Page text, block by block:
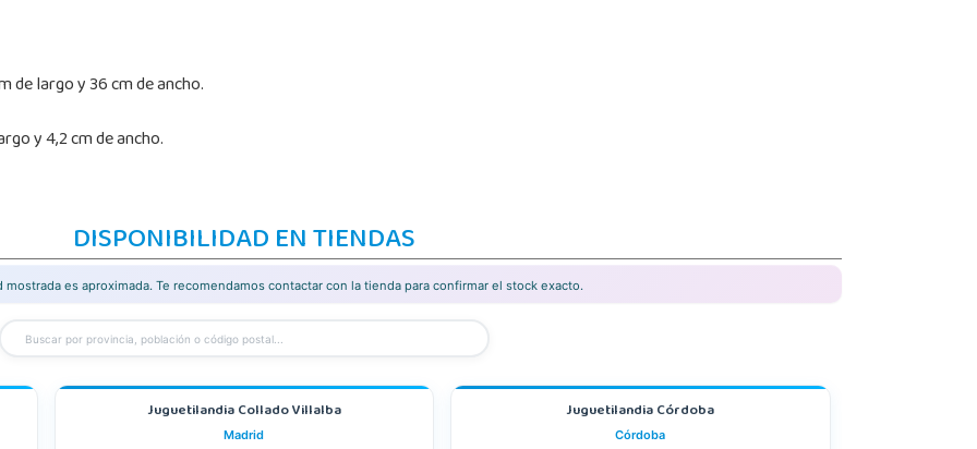
de largo y 36 cm de ancho.
y 4,2 cm de ancho.
DISPONIBILIDAD EN TIENDAS
mostrada es aproximada. Te recomendamos contactar con la tienda para confirmar el stock exacto.
Juguetilandia Collado Villalba
Madrid
Juguetilandia Córdoba
Córdoba